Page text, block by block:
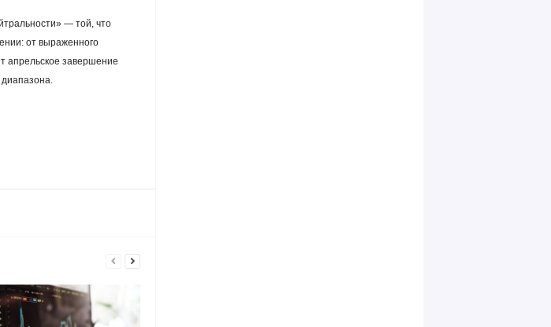
— той, что
от выраженного
апрельское завершение
диапазона.